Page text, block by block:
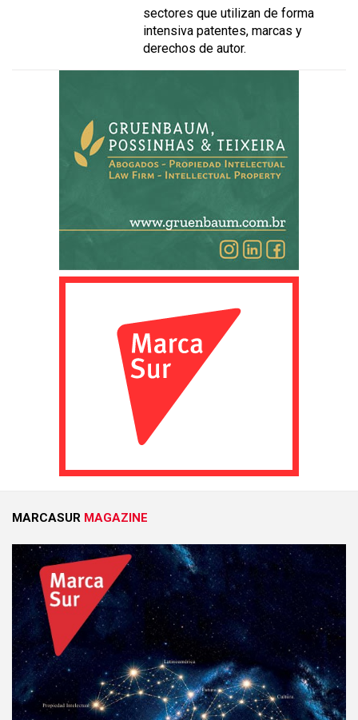
sectores que utilizan de forma
intensiva patentes, marcas y
derechos de autor.
MARCASUR MAGAZINE